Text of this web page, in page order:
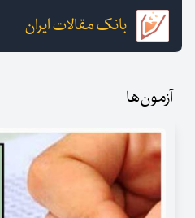
بانک مقالات ایران
آزمون‌ها